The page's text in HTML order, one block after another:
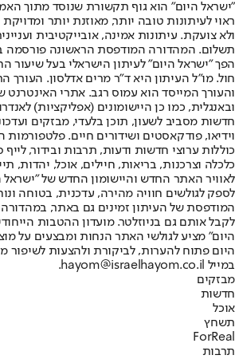
"ישראל היום" הוא גוף תקשורת שנוסד מתוך
ראוי לעיתונות טובה יותר, מאוזנת יותר
ולא צועקת. עיתונות אמינה, אובייקטיבית
הפך "ישראל היום" לעיתון הישראלי בעל שיעור
חול. מו"ל העיתון היא ד"ר מרים אדלסון. העורך
והעורך המייסד הוא עמוס רגב. אתרי האינטרנט
חדשות מסביב לשעון, תוכן בלעדי, מבזקים
וידיאו, פודקאסטים ושידורים חיים. פלטפורמות
כוללות ערוצי חדשות ודעות, תרבות ובידור, לייף
לאוויר האתר החדש והיישומון החדש של
לספק לגולשים חוויה מהירה, עדכנית, בטוחה
המודפסת של העיתון זמינים גם באתר,
לקבל אותם גם בניוזלטר. מועדון ההטבות
היום" מציע לגולשי האתר הנחות ומבצעים על
היום פתוח להערות, לביקורת ולהצעות לשיפור
במייל hayom@israelhayom.co.il.
מבזקים
חדשות
אוכל
תשחץ
ForReal
תרבות